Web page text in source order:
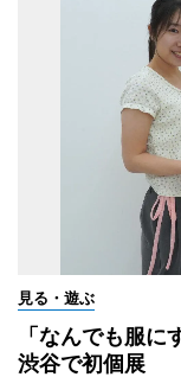
見る・遊ぶ
「なんでも服に
渋谷で初個展